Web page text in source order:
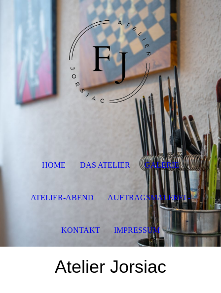
Atelier Jorsiac
HOME DAS ATELIER GALERIE
ATELIER-ABEND AUFTRAGSMALEREI -
KONTAKT IMPRESSUM